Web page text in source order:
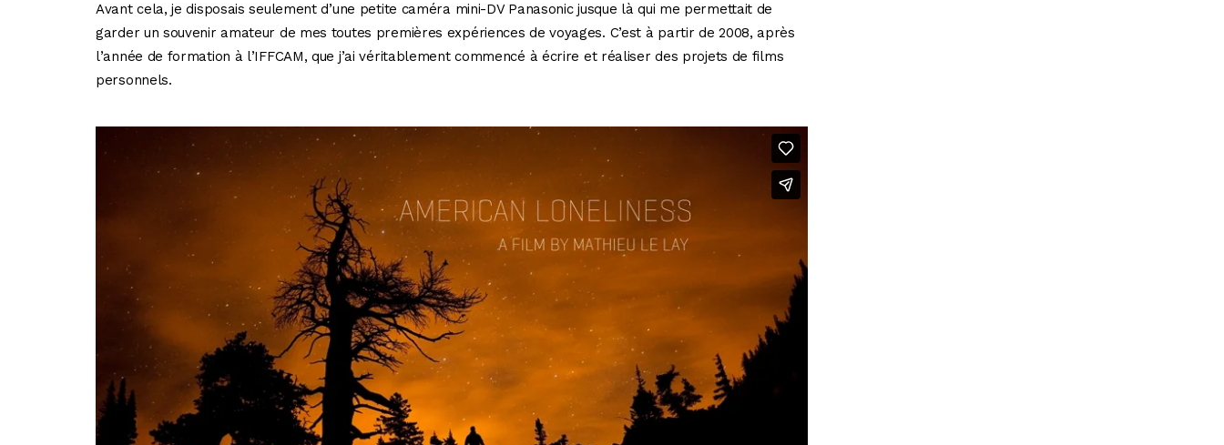
Avant cela, je disposais seulement d’une petite caméra mini-DV Panasonic jusque là qui me permettait de
garder un souvenir amateur de mes toutes premières expériences de voyages. C’est à partir de 2008, après
l’année de formation à l’IFFCAM, que j’ai véritablement commencé à écrire et réaliser des projets de films
personnels.